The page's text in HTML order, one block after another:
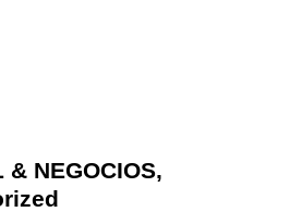
& NEGOCIOS,